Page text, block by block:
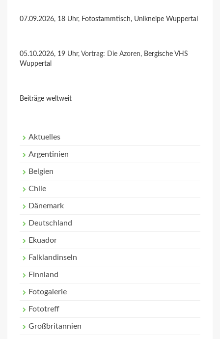
07.09.2026, 18 Uhr, Fotostammtisch, Unikneipe Wuppertal
05.10.2026, 19 Uhr, Vortrag: Die Azoren, Bergische VHS
Wuppertal
Beiträge weltweit
Aktuelles
Argentinien
Belgien
Chile
Dänemark
Deutschland
Ekuador
Falklandinseln
Finnland
Fotogalerie
Fototreff
Großbritannien